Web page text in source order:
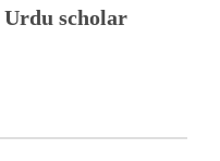
Urdu scholar